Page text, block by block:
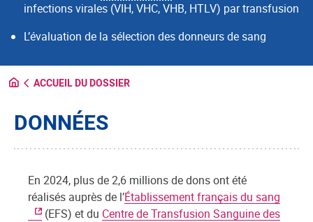
infections virales (VIH, VHC, VHB, HTLV) par transfusion
L’évaluation de la sélection des donneurs de sang
ACCUEIL DU DOSSIER
DONNÉES
En 2024, plus de 2,6 millions de dons ont été
réalisés auprès de l’Établissement français du sang
(EFS) et du Centre de Transfusion Sanguine des